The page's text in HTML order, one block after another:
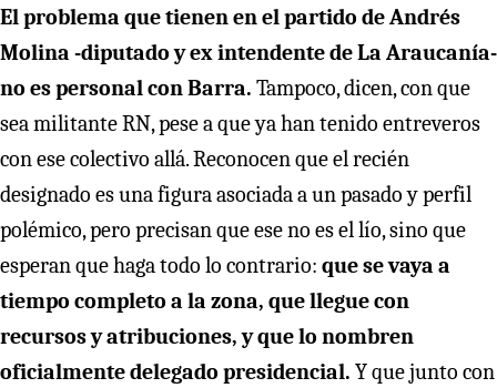
El problema que tienen en el partido de Andrés
Molina -diputado y ex intendente de La Araucanía-
no es personal con Barra. Tampoco, dicen, con que
sea militante RN, pese a que ya han tenido entreveros
con ese colectivo allá. Reconocen que el recién
designado es una figura asociada a un pasado y perfil
polémico, pero precisan que ese no es el lío, sino que
esperan que haga todo lo contrario: que se vaya a
tiempo completo a la zona, que llegue con
recursos y atribuciones, y que lo nombren
oficialmente delegado presidencial. Y que junto con